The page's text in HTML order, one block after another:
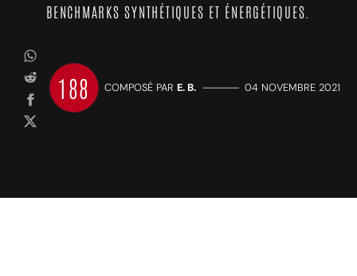
BENCHMARKS SYNTHÉTIQUES ET ÉNERGÉTIQUES.
188 COMPOSÉ PAR E. B. ————— 04 NOVEMBRE 2021